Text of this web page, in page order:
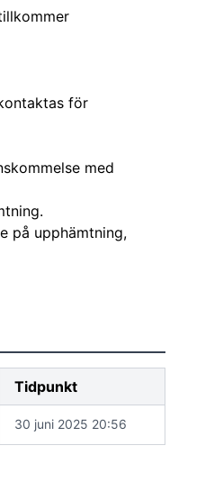
för
med
på upphämtning,
Tidpunkt
30 juni 2025 20:56